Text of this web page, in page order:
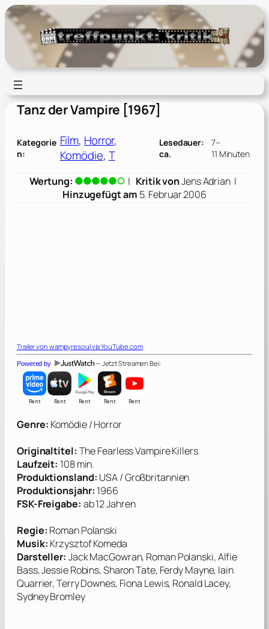
Zum
Inhalt
springen
Tanz der Vampire [1967]
Kategorie
n:
Film, Horror
Komödie, T
Lesedauer:
ca.
7–
11 Minuten
Wertung: | Kritik vonJens Adrian|
Hinzugefügt am 5. Februar 2006
Trailer von wampyresoulvia YouTube.com
Powered by — Jetzt Streamen Bei:
Genre: Komödie / Horror
Originaltitel: The Fearless Vampire Killers
Laufzeit: 108 min.
Produktionsland: USA / Großbritannien
Produktionsjahr: 1966
FSK-Freigabe: ab 12 Jahren
Regie: Roman Polanski
Musik: Krzysztof Komeda
Darsteller: Jack MacGowran, Roman Polanski, Alfie
Bass, Jessie Robins, Sharon Tate, Ferdy Mayne, Iain
Quarrier, Terry Downes, Fiona Lewis, Ronald Lacey,
Sydney Bromley